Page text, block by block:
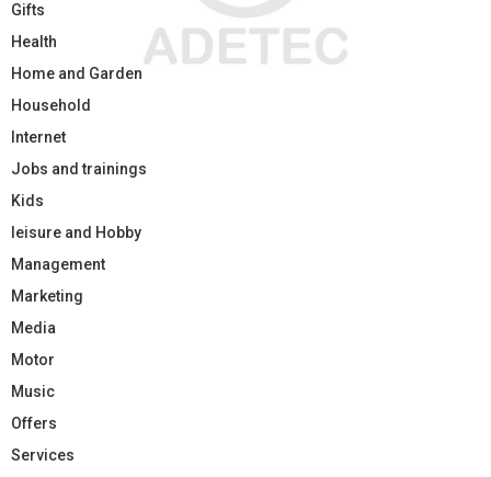
Gifts
Health
Home and Garden
Household
Internet
Jobs and trainings
Kids
leisure and Hobby
Management
Marketing
Media
Motor
Music
Offers
Services